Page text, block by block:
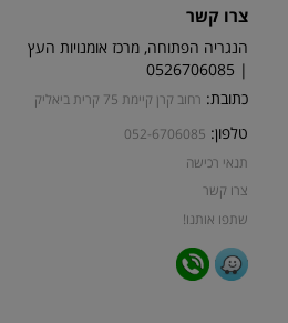
צרו קשר
הנגריה הפתוחה, מרכז אומנויות העץ
| 0526706085
כתובת: רחוב קרן קיימת 75 קרית ביאליק
טלפון: 052-6706085
תנאי רכישה
צרו קשר
שתפו אותנו!